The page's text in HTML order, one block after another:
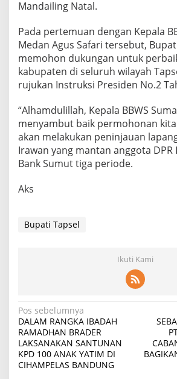
Mandailing Natal.
Pada pertemuan dengan Kepala
Medan Agus Safari tersebut,
memohon dukungan untuk
kabupaten di seluruh wilayah
rujukan Instruksi Presiden No.2
“Alhamdulillah, Kepala BBWS
menyambut baik permohonan
akan melakukan peninjauan
Irawan yang mantan anggota DPR
Bank Sumut tiga periode.
Aks
Bupati Tapsel
Ikuti Kami
Navigasi
pos
Pos sebelumnya
DALAM RANGKA IBADAH
RAMADHAN BRADER
LAKSANAKAN SANTUNAN
KPD 100 ANAK YATIM DI
CIHAMPELAS BANDUNG